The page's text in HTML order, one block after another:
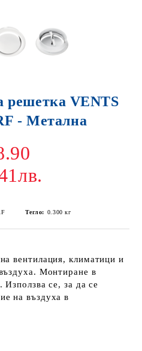
решетка VENTS
- Метална
Тегло: 0.300 кг
вентилация, климатици и
Монтиране в
Използва се, за да се
на въздуха в